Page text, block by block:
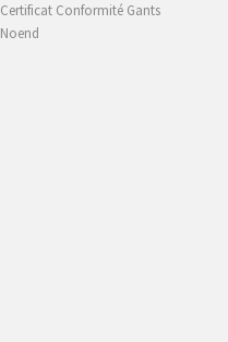
Certificat Conformité Gants
Noend